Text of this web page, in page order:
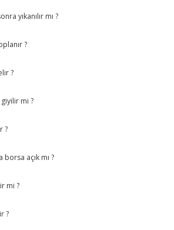
yıkanılır mı ?
?
?
mi ?
?
borsa açık mı ?
mi ?
?